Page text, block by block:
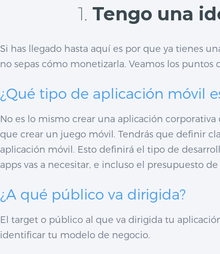
1. Tengo una
Si has llegado hasta aquí es por que ya tienes
no sepas cómo monetizarla. Veamos los
¿Qué tipo de aplicación móvil
No es lo mismo crear una aplicación
que crear un juego móvil. Tendrás que definir
aplicación móvil. Esto definirá el tipo de
apps vas a necesitar, e incluso el presupuesto
¿A qué público va dirigida?
El target o público al que va dirigida tu
identificar tu modelo de negocio.